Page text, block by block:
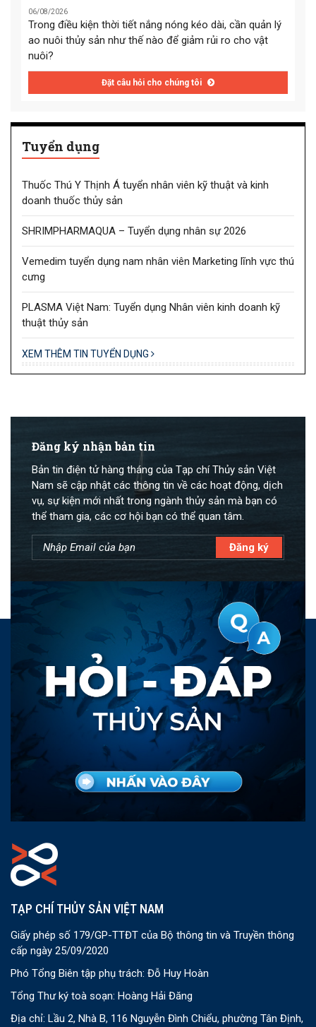
06/08/2026
Trong điều kiện thời tiết nắng nóng kéo dài, cần quản lý
ao nuôi thủy sản như thế nào để giảm rủi ro cho vật
nuôi?
Đặt câu hỏi cho chúng tôi
Tuyển dụng
Thuốc Thú Y Thịnh Á tuyển nhân viên kỹ thuật và kinh
doanh thuốc thủy sản
SHRIMPHARMAQUA – Tuyển dụng nhân sự 2026
Vemedim tuyển dụng nam nhân viên Marketing lĩnh vực thú
cưng
PLASMA Việt Nam: Tuyển dụng Nhân viên kinh doanh kỹ
thuật thủy sản
XEM THÊM TIN TUYỂN DỤNG
Đăng ký nhận bản tin
Bản tin điện tử hàng tháng của Tạp chí Thủy sản Việt
Nam sẽ cập nhật các thông tin về các hoạt động, dịch
vụ, sự kiện mới nhất trong ngành thủy sản mà bạn có
thể tham gia, các cơ hội bạn có thể quan tâm.
TẠP CHÍ THỦY SẢN VIỆT NAM
Giấy phép số 179/GP-TTĐT của Bộ thông tin và Truyền thông
cấp ngày 25/09/2020
Phó Tổng Biên tập phụ trách: Đỗ Huy Hoàn
Tổng Thư ký toà soạn: Hoàng Hải Đăng
Địa chỉ: Lầu 2, Nhà B, 116 Nguyễn Đình Chiểu, phường Tân Định,